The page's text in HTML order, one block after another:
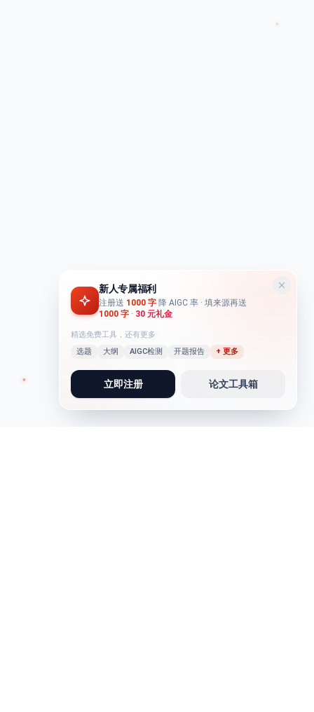
新人专属福利
注册送 1000 字 降 AIGC 率 · 填来源再送
1000 字 · 30 元礼金
精选免费工具，还有更多
选题
大纲 AIGC检测 开题报告 + 更多
立即注册 论文工具箱